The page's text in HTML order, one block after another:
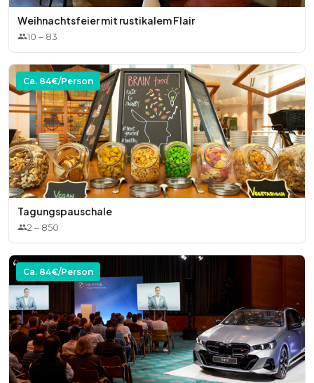
Weihnachtsfeier mit rustikalem Flair
10 – 83
Ca. 84€/Person
Tagungspauschale
2 – 850
Ca. 84€/Person